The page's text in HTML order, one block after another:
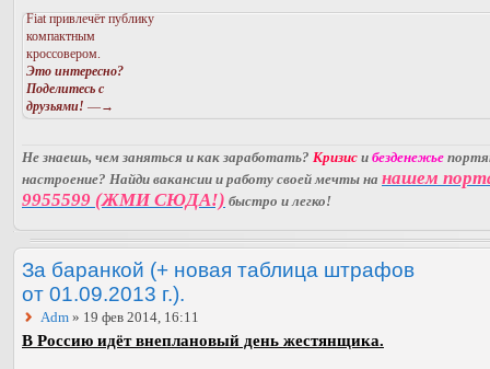
Fiat привлечёт публику
компактным
кроссовером.
Это интересно?
Поделитесь с
друзьями! —→
Не знаешь, чем заняться и как заработать? Кризис и безденежье
настроение? Найди вакансии и работу своей мечты на нашем
9955599 (ЖМИ СЮДА!) быстро и легко!
За баранкой (+ новая таблица штрафов
от 01.09.2013 г.).
Adm » 19 фев 2014, 16:11
В Россию идёт внеплановый день жестянщика.